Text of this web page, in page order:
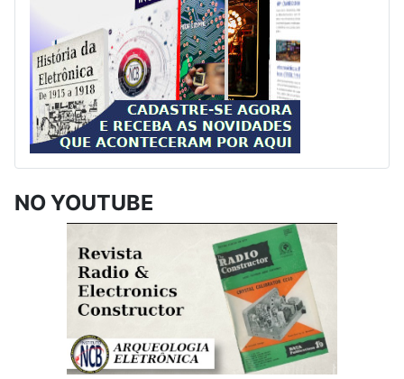
NO YOUTUBE